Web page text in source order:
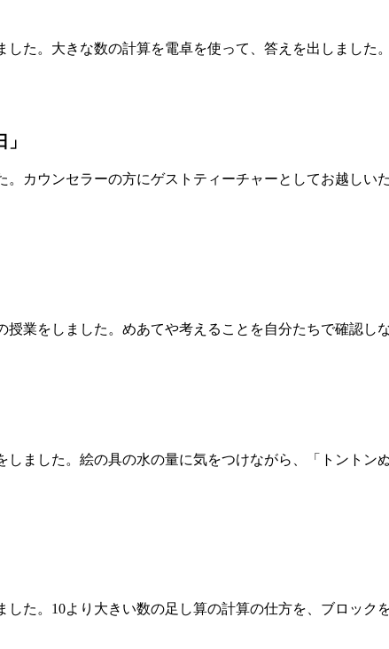
た。大きな数の計算を電卓を使って、答えを出しました。
カウンセラーの方にゲストティーチャーとしてお越しい
業をしました。めあてや考えることを自分たちで確認し
ました。絵の具の水の量に気をつけながら、「トントン
た。10より大きい数の足し算の計算の仕方を、ブロック